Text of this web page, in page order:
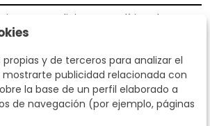
y Condiciones
Política de
de desarrollo, informamos que sus
tratados por parte de Subastas Segre con la
la relación comercial. Puede ejercitar los
cancelación, oposición y demás
establecidos en la normativa vigente
Asimismo, nos puede solicitar el envío de
y de terceros para analizar el
mostrarte publicidad relacionada con
la base de un perfil elaborado a
de navegación (por ejemplo, páginas